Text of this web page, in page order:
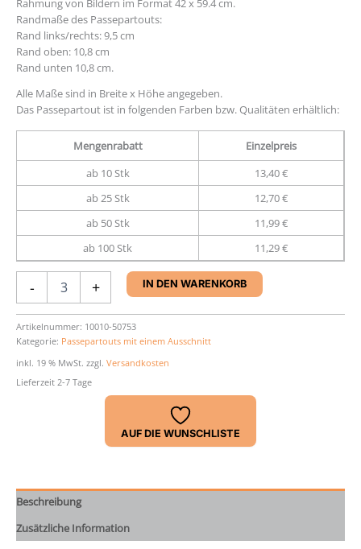
Randmaße des Passepartouts:
Rand links/rechts: 9,5 cm
Rand oben: 10,8 cm
Rand unten 10,8 cm.
Alle Maße sind in Breite x Höhe angegeben.
Das Passepartout ist in folgenden Farben bzw. Qualitäten erhältlich:
Mengenrabatt
Einzelpreis
ab 10 Stk
13,40 €
ab 25 Stk
12,70 €
ab 50 Stk
11,99 €
ab 100 Stk
11,29 €
-
x
80
cm
Menge
+ IN DEN WARENKORB
Artikelnummer: 10010-50753
Kategorie: Passepartouts mit einem Ausschnitt
inkl. 19 % MwSt. zzgl. Versandkosten
Lieferzeit 2-7 Tage
AUF DIE WUNSCHLISTE
Beschreibung
Zusätzliche Information